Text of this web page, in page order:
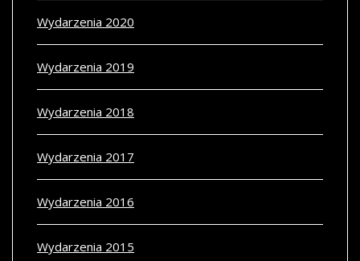
Wydarzenia 2020
Wydarzenia 2019
Wydarzenia 2018
Wydarzenia 2017
Wydarzenia 2016
Wydarzenia 2015